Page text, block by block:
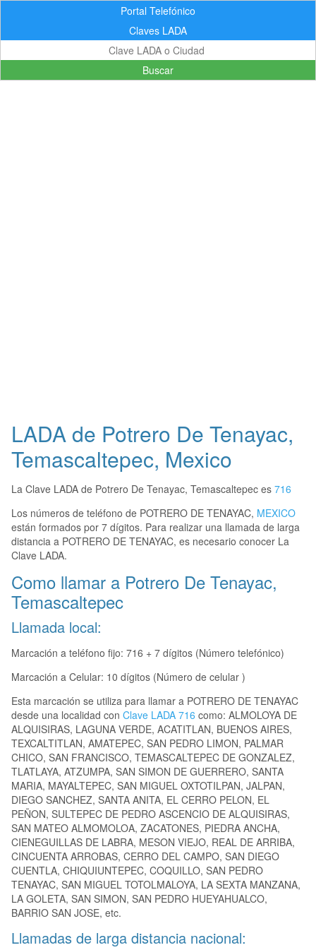
Portal Telefónico
Claves LADA
Buscar
LADA de Potrero De Tenayac,
Temascaltepec, Mexico
La Clave LADA de Potrero De Tenayac, Temascaltepec es 716
Los números de teléfono de POTRERO DE TENAYAC, MEXICO
están formados por 7 dígitos. Para realizar una llamada de larga
distancia a POTRERO DE TENAYAC, es necesario conocer La
Clave LADA.
Como llamar a Potrero De Tenayac,
Temascaltepec
Llamada local:
Marcación a teléfono fijo: 716 + 7 dígitos (Número telefónico)
Marcación a Celular: 10 dígitos (Número de celular )
Esta marcación se utiliza para llamar a POTRERO DE TENAYAC
desde una localidad con Clave LADA 716 como: ALMOLOYA DE
ALQUISIRAS, LAGUNA VERDE, ACATITLAN, BUENOS AIRES,
TEXCALTITLAN, AMATEPEC, SAN PEDRO LIMON, PALMAR
CHICO, SAN FRANCISCO, TEMASCALTEPEC DE GONZALEZ,
TLATLAYA, ATZUMPA, SAN SIMON DE GUERRERO, SANTA
MARIA, MAYALTEPEC, SAN MIGUEL OXTOTILPAN, JALPAN,
DIEGO SANCHEZ, SANTA ANITA, EL CERRO PELON, EL
PEÑON, SULTEPEC DE PEDRO ASCENCIO DE ALQUISIRAS,
SAN MATEO ALMOMOLOA, ZACATONES, PIEDRA ANCHA,
CIENEGUILLAS DE LABRA, MESON VIEJO, REAL DE ARRIBA,
CINCUENTA ARROBAS, CERRO DEL CAMPO, SAN DIEGO
CUENTLA, CHIQUIUNTEPEC, COQUILLO, SAN PEDRO
TENAYAC, SAN MIGUEL TOTOLMALOYA, LA SEXTA MANZANA,
LA GOLETA, SAN SIMON, SAN PEDRO HUEYAHUALCO,
BARRIO SAN JOSE, etc.
Llamadas de larga distancia nacional: